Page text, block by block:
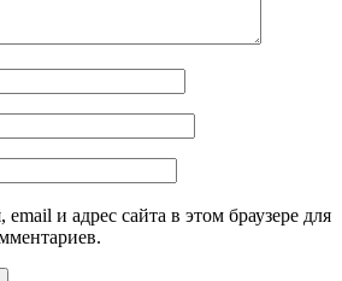
и адрес сайта в этом браузере для